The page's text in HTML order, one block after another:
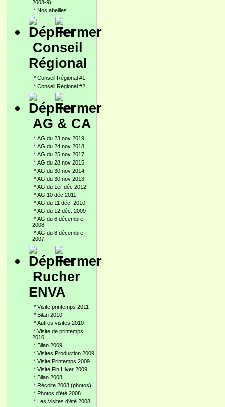
2008-9)
* Nos abeilles
Conseil
Régional
* Conseil Régional #1
* Conseil Régional #2
AG & CA
* AG du 23 nov 2019
* AG du 24 nov 2018
* AG du 25 nov 2017
* AG du 28 nov 2015
* AG du 30 nov 2014
* AG du 30 nov 2013
* AG du 1er déc 2012
* AG 10 déc 2011
* AG du 11 déc. 2010
* AG du 12 déc. 2009
* AG du 6 décembre
2008
* AG du 8 décembre
2007
Rucher
ENVA
* Visite printemps 2011
* Bilan 2010
* Autres visites 2010
* Visite de printemps
2010
* Bilan 2009
* Visites Production 2009
* Visite Printemps 2009
* Visite Fin Hiver 2009
* Bilan 2008
* Récolte 2008 (photos)
* Photos d'été 2008
* Les Visites d'été 2008